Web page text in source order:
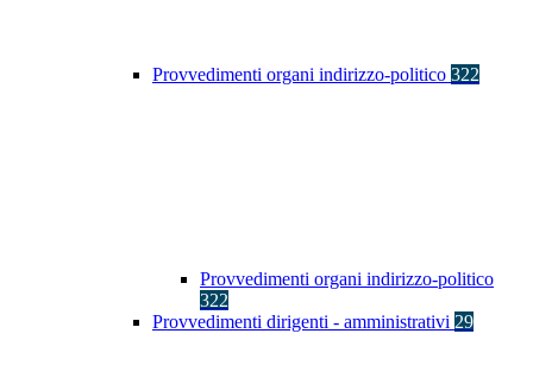
Provvedimenti organi indirizzo-politico 322
Provvedimenti organi indirizzo-politico
322
Provvedimenti dirigenti - amministrativi 29